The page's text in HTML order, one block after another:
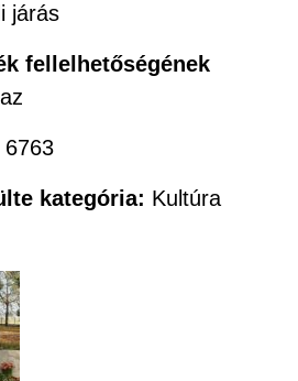
járás
fellelhetőségének
6763
kategória: Kultúra